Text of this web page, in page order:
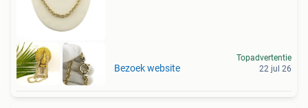
Bezoek website
Topadvertentie
22 jul 26